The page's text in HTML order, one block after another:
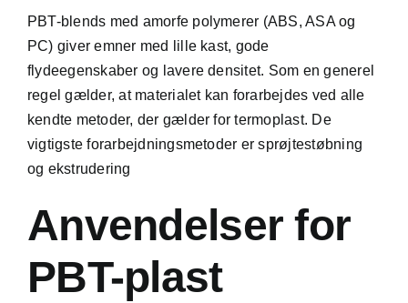
PBT-blends med amorfe polymerer (ABS, ASA og
PC) giver emner med lille kast, gode
flydeegenskaber og lavere densitet. Som en generel
regel gælder, at materialet kan forarbejdes ved alle
kendte metoder, der gælder for termoplast. De
vigtigste forarbejdningsmetoder er sprøjtestøbning
og ekstrudering
Anvendelser for
PBT-plast